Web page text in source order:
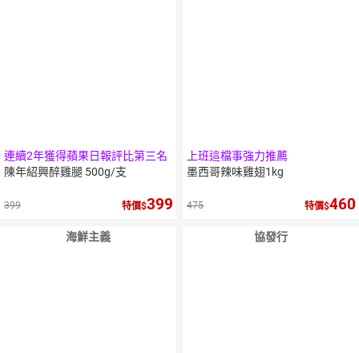
連續2年獲得蘋果日報評比第三名
陳年紹興醉雞腿 500g/支
399 特價 399
上班這檔事強力推薦
墨西哥辣味雞翅1kg
475 特價 460
海鮮主義 協發行